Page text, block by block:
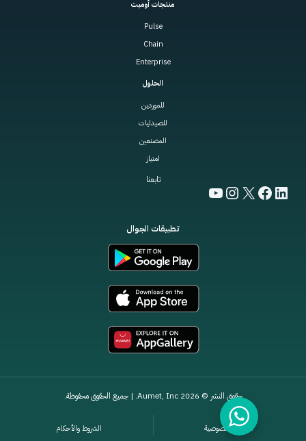
منتجات أوميت
Pulse
Chain
Enterprise
الحلول
للموردين
للصيدليات
المصنعين
امتياز
تابعنا
LinkedIn
Facebook
X
Instagram
YouTube
تطبيقات الجوال
حقوق النشر © 2026 Aumet, Inc. | جميع الحقوق محفوظة.
سياسة الخصوصية الشروط والأحكام